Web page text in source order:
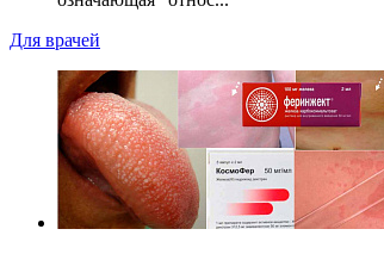
Для врачей